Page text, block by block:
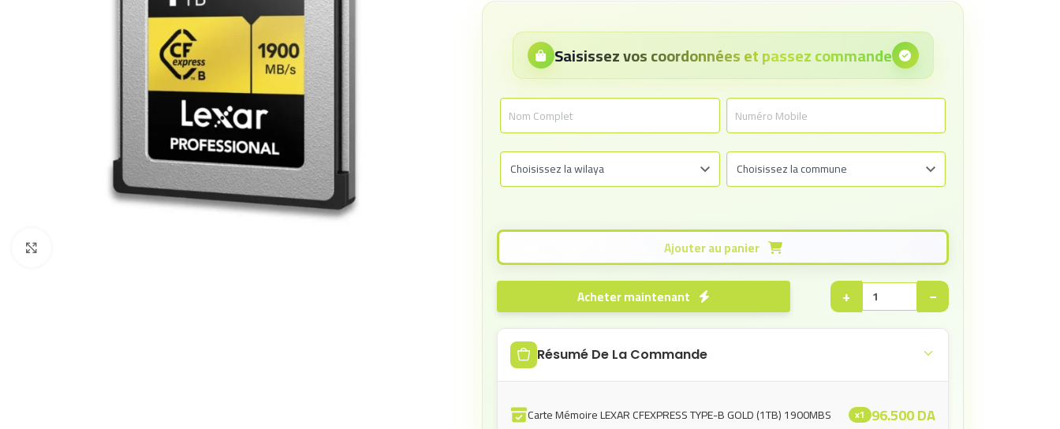
Saisissez vos coordonnées et passez commande
Ajouter au panier
−
+
Acheter maintenant
Résumé De La Commande
Carte Mémoire LEXAR CFEXPRESS TYPE-B GOLD (1TB) 1900MBS x1 96.500DA